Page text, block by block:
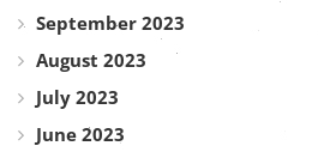
September 2023
August 2023
July 2023
June 2023